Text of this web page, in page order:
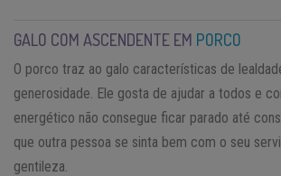
GALO COM ASCENDENTE EM PORCO
O porco traz ao galo características de
generosidade. Ele gosta de ajudar a todos e
energético não consegue ficar parado até
que outra pessoa se sinta bem com o seu
gentileza.